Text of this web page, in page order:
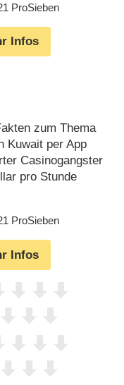
ProSieben
Infos
zum Thema
Kuwait per App
Casinogangster
pro Stunde
ProSieben
Infos